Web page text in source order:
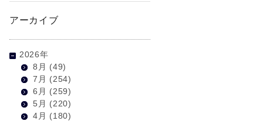
アーカイブ
2026年
8月 (49)
7月 (254)
6月 (259)
5月 (220)
4月 (180)